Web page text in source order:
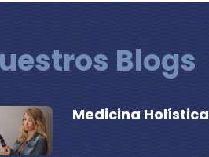
Blogs
Medicina Holística